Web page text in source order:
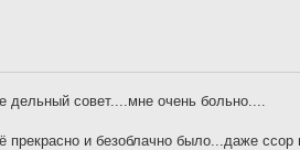
дельный совет....мне очень больно....
и безоблачно было...даже